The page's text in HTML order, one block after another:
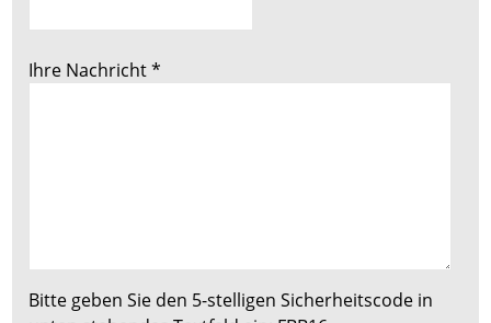
Ihre Nachricht*
Bitte geben Sie den 5-stelligen Sicherheitscode in